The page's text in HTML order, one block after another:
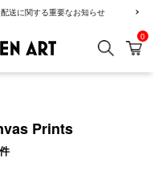
送に関する重要なお知らせ
GREENROOM
検索 カ
0
Prints